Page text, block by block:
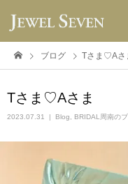
ブログ Tさま♡Aさ
Tさま♡Aさま
2023.07.31 Blog BRIDAL周南の